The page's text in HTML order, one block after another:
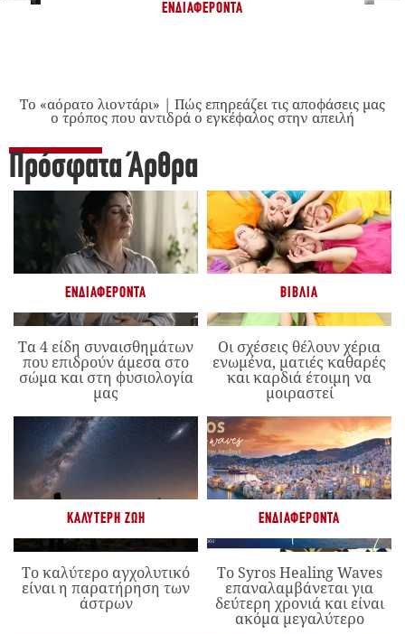
ΕΝΔΙΑΦΈΡΟΝΤΑ
Το «αόρατο λιοντάρι» | Πώς επηρεάζει τις αποφάσεις μας
ο τρόπος που αντιδρά ο εγκέφαλος στην απειλή
Πρόσφατα Άρθρα
ΕΝΔΙΑΦΈΡΟΝΤΑ
Τα 4 είδη συναισθημάτων
που επιδρούν άμεσα στο
σώμα και στη φυσιολογία
μας
ΒΙΒΛΊΑ
Οι σχέσεις θέλουν χέρια
ενωμένα, ματιές καθαρές
και καρδιά έτοιμη να
μοιραστεί
ΚΑΛΎΤΕΡΗ ΖΩΉ
Το καλύτερο αγχολυτικό
είναι η παρατήρηση των
άστρων
ΕΝΔΙΑΦΈΡΟΝΤΑ
Το Syros Healing Waves
επαναλαμβάνεται για
δεύτερη χρονιά και είναι
ακόμα μεγαλύτερο